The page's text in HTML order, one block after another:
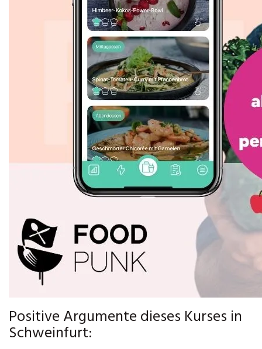
Positive Argumente dieses Kurses in
Schweinfurt: